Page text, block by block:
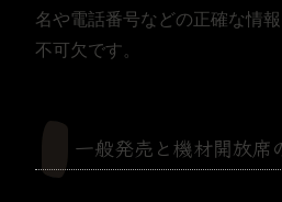
名や電話番号などの正確な情
不可欠です。
一般発売と機材開放席